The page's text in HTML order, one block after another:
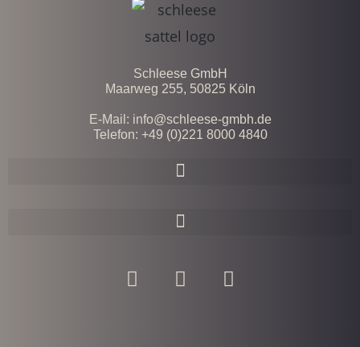
Schleese GmbH
Maarweg 255, 50825 Köln
E-Mail: info@schleese-gmbh.de
Telefon: +49 (0)221 8000 4840